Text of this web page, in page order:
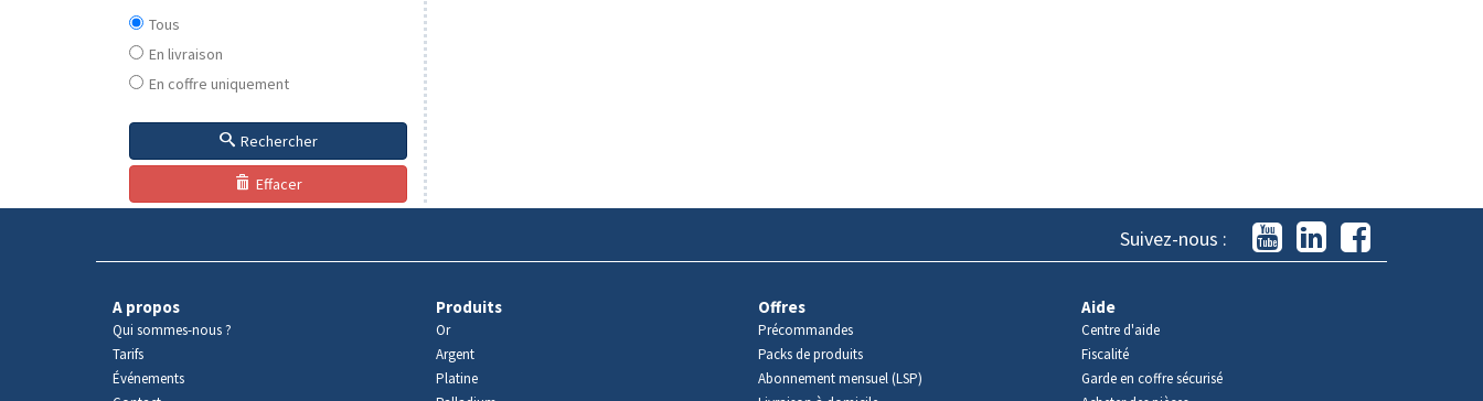
Tous
En livraison
En coffre uniquement
Rechercher
Effacer
Suivez-nous :
A propos
Qui sommes-nous ?
Tarifs
Événements
Produits
Or
Argent
Platine
Offres
Précommandes
Packs de produits
Abonnement mensuel (LSP)
Aide
Centre d'aide
Fiscalité
Garde en coffre sécurisé